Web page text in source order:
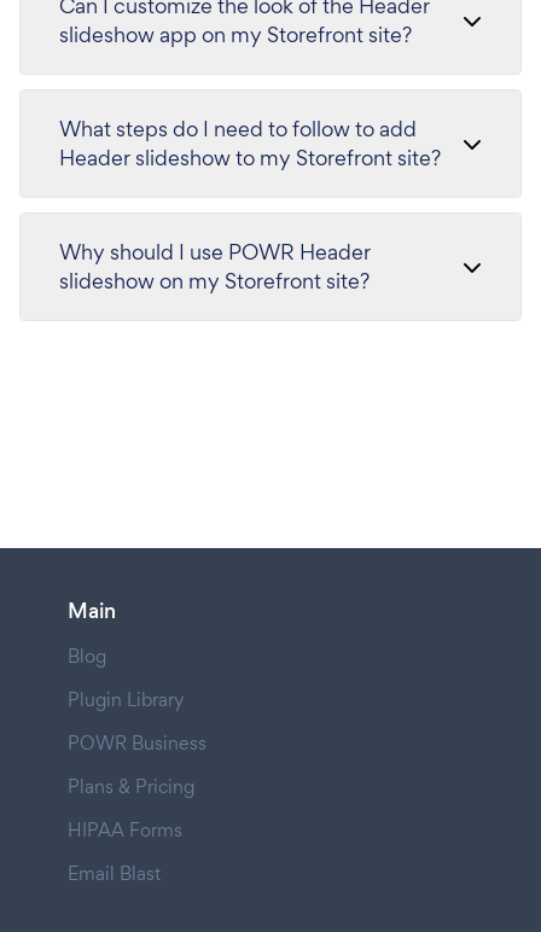
slideshow app on my Storefront site?
What steps do I need to follow to add
Header slideshow to my Storefront site?
Why should I use POWR Header
slideshow on my Storefront site?
Main
Blog
Plugin Library
POWR Business
Plans & Pricing
HIPAA Forms
Email Blast